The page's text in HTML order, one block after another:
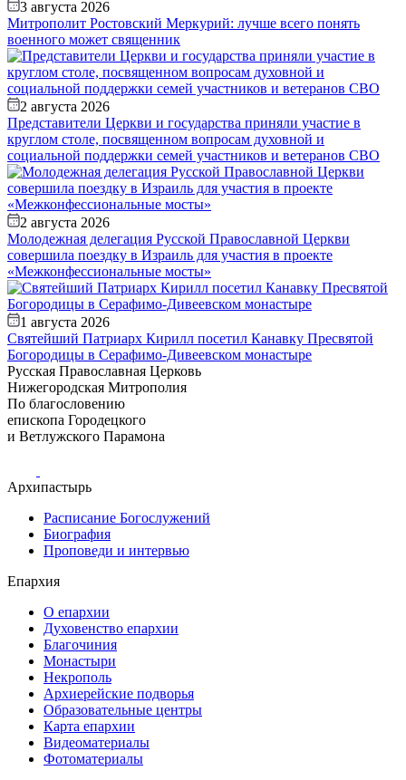
3 августа 2026
Митрополит Ростовский Меркурий: лучше всего понять
военного может священник
2 августа 2026
Представители Церкви и государства приняли участие в
круглом столе, посвященном вопросам духовной и
социальной поддержки семей участников и ветеранов СВО
2 августа 2026
Молодежная делегация Русской Православной Церкви
совершила поездку в Израиль для участия в проекте
«Межконфессиональные мосты»
1 августа 2026
Святейший Патриарх Кирилл посетил Канавку Пресвятой
Богородицы в Серафимо-Дивеевском монастыре
Русская Православная Церковь
Нижегородская Митрополия
По благословению
епископа Городецкого
и Ветлужского Парамона
Архипастырь
Расписание Богослужений
Биография
Проповеди и интервью
Епархия
О епархии
Духовенство епархии
Благочиния
Монастыри
Некрополь
Архиерейские подворья
Образовательные центры
Карта епархии
Видеоматериалы
Фотоматериалы